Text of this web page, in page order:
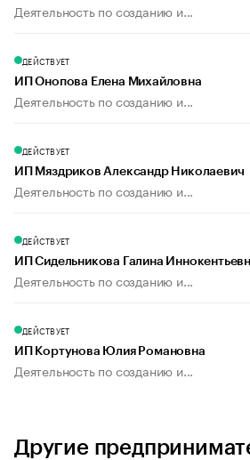
Деятельность по созданию и...
ДЕЙСТВУЕТ
ИП Онопова Елена Михайловна
Деятельность по созданию и...
ДЕЙСТВУЕТ
ИП Мяздриков Александр Николаевич
Деятельность по созданию и...
ДЕЙСТВУЕТ
ИП Сидельникова Галина
Деятельность по созданию и...
ДЕЙСТВУЕТ
ИП Кортунова Юлия Романовна
Деятельность по созданию и...
Другие